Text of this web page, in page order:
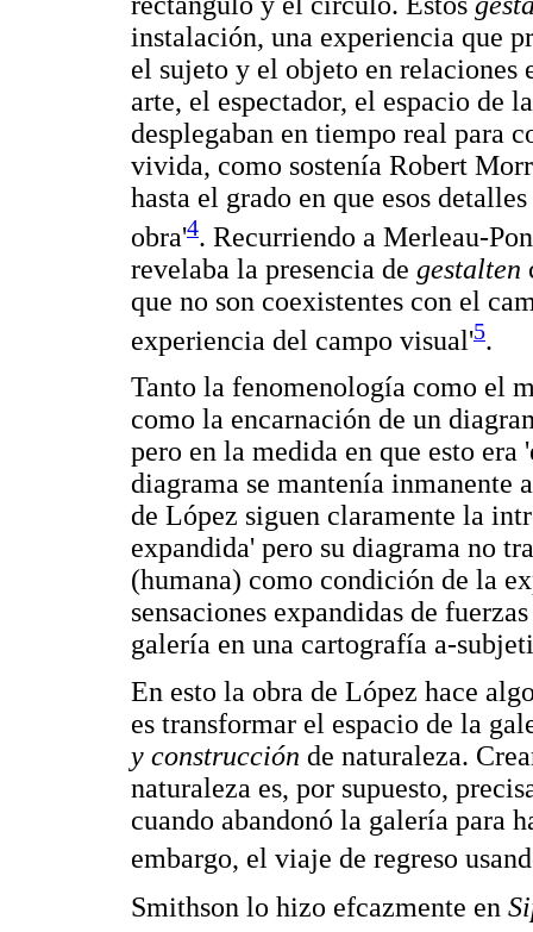
instalación, una experiencia que
el sujeto y el objeto en relaciones
arte, el espectador, el espacio de
desplegaban en tiempo real para
vivida, como sostenía Robert
hasta el grado en que esos
obra'4. Recurriendo a Merleau-
revelaba la presencia de gestalten
que no son coexistentes con el
experiencia del campo visual'5.
Tanto la fenomenología como el
como la encarnación de un
pero en la medida en que esto
diagrama se mantenía inmanente
de López siguen claramente la
expandida' pero su diagrama no
(humana) como condición de la
sensaciones expandidas de
galería en una cartografía a-
En esto la obra de López hace
es transformar el espacio de la
y construcción de naturaleza.
naturaleza es, por supuesto,
cuando abandonó la galería para
embargo, el viaje de regreso
Smithson lo hizo efcazmente en